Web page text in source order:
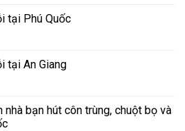
tại Phú Quốc
tại An Giang
nhà bạn hút côn trùng, chuột bọ và